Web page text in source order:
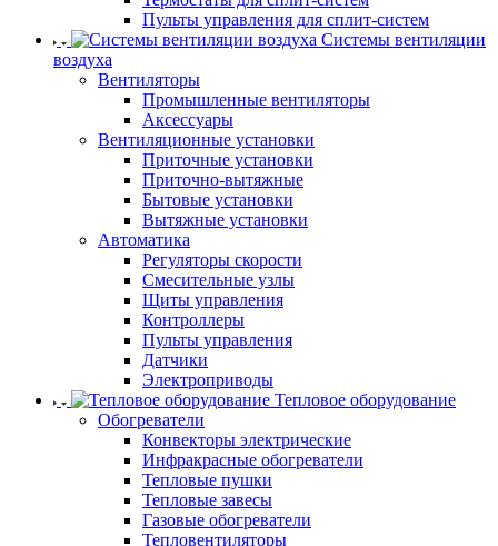
Пульты управления для сплит-систем
Системы вентиляции
воздуха
Вентиляторы
Промышленные вентиляторы
Аксессуары
Вентиляционные установки
Приточные установки
Приточно-вытяжные
Бытовые установки
Вытяжные установки
Автоматика
Регуляторы скорости
Смесительные узлы
Щиты управления
Контроллеры
Пульты управления
Датчики
Электроприводы
Тепловое оборудование
Обогреватели
Конвекторы электрические
Инфракрасные обогреватели
Тепловые пушки
Тепловые завесы
Газовые обогреватели
Тепловентиляторы